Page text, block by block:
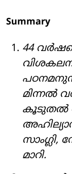
Summary
44
മിന്നൽ
കൂടുതൽ
സാംഗ്ലി,
മാറി.